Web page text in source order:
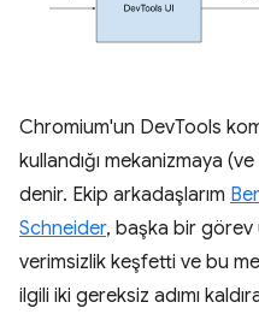
Chromium'un DevTools
kullandığı mekanizmaya
denir. Ekip arkadaşlarım
Schneider, başka bir görev
verimsizlik keşfetti ve bu
ilgili iki gereksiz adımı